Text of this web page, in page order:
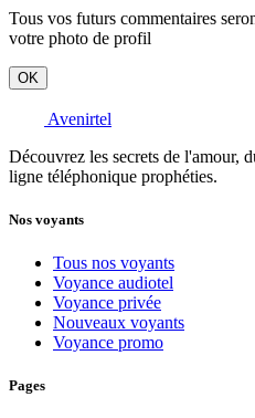
Tous vos futurs commentaires
votre photo de profil
OK
Avenirtel
Découvrez les secrets de l'amour,
ligne téléphonique prophéties.
Nos voyants
Tous nos voyants
Voyance audiotel
Voyance privée
Nouveaux voyants
Voyance promo
Pages